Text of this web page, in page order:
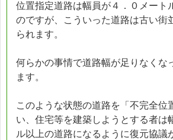
位置指定道路は幅員が４．０メート
のですが、こういった道路は古い街
られます。
何らかの事情で道路幅が足りなくな
ます。
このような状態の道路を「不完全位
い、住宅等を建築しようとする者は
ル以上の道路になるように復元協議